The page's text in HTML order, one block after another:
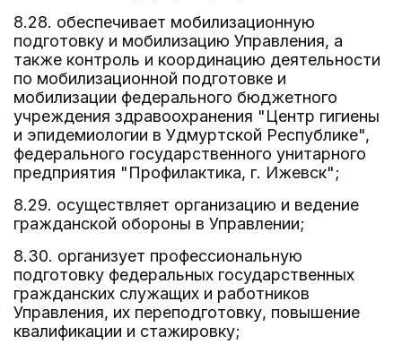
8.28. обеспечивает мобилизационную
подготовку и мобилизацию Управления, а
также контроль и координацию деятельности
по мобилизационной подготовке и
мобилизации федерального бюджетного
учреждения здравоохранения "Центр гигиены
и эпидемиологии в Удмуртской Республике",
федерального государственного унитарного
предприятия "Профилактика, г. Ижевск";
8.29. осуществляет организацию и ведение
гражданской обороны в Управлении;
8.30. организует профессиональную
подготовку федеральных государственных
гражданских служащих и работников
Управления, их переподготовку, повышение
квалификации и стажировку;